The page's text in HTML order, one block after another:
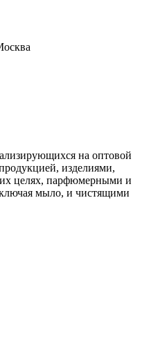
на оптовой
изделиями,
целях, парфюмерными и
мыло, и чистящими